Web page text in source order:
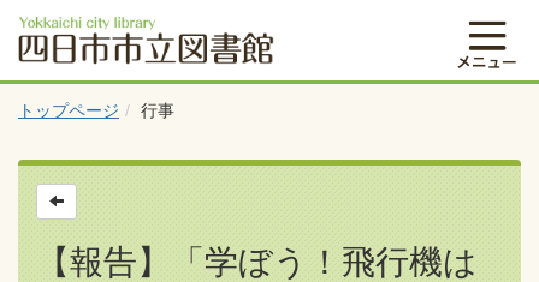
トップページ 行事
【報告】「学ぼう！飛行機は